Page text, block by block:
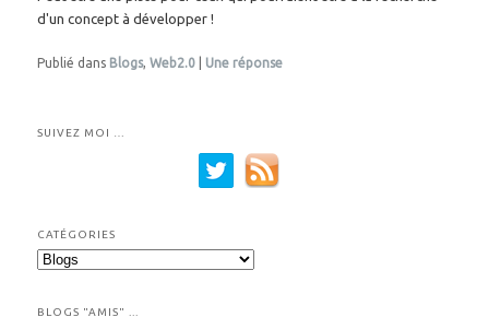
d'un concept à développer !
Publié dans Blogs,Web2.0 Une réponse
SUIVEZ MOI …
CATÉGORIES
C
BLOGS "AMIS" ...